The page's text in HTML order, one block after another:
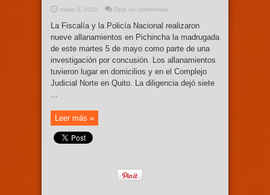
mayo 5, 2026 Deja un comentario
La Fiscalía y la Policía Nacional realizaron
nueve allanamientos en Pichincha la madrugada
de este martes 5 de mayo como parte de una
investigación por concusión. Los allanamientos
tuvieron lugar en domicilios y en el Complejo
Judicial Norte en Quito. La diligencia dejó siete
...
Leer más »